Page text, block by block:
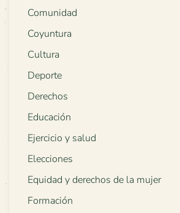
Comunidad
Coyuntura
Cultura
Deporte
Derechos
Educación
Ejercicio y salud
Elecciones
Equidad y derechos de la mujer
Formación